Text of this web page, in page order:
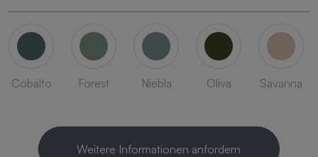
Cobalto Forest Niebla Oliva Savanna
Weitere Informationen anfordern